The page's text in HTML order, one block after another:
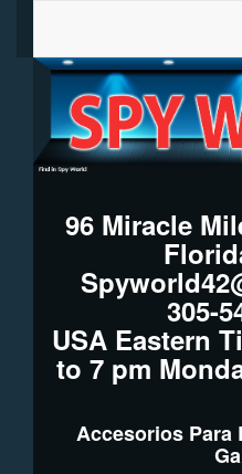
96 Miracle
305-
USA Eastern
to 7 pm
Accesorios Para